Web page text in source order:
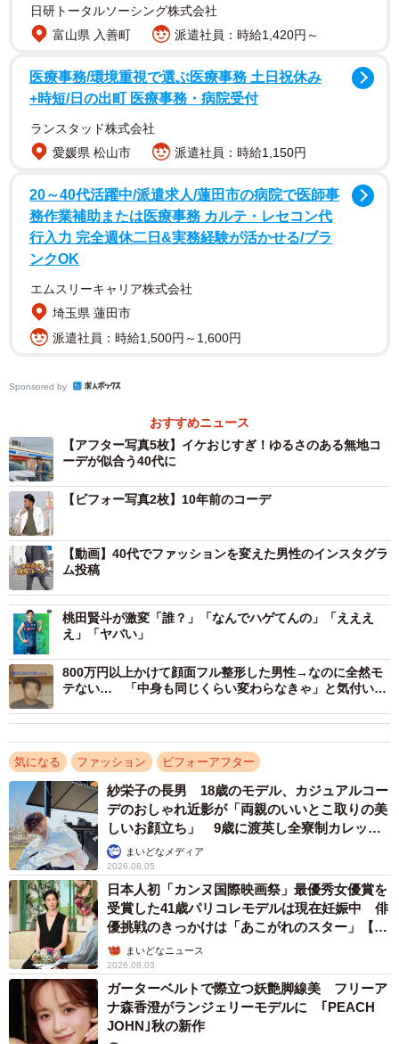
【10年前】ガキっぽい自分を変えたかった／Naokiさん（@alc1231）提
若いころのNaokiさんは、ピタピタの細身の服や、流行を前
つ着こなしを意識していた一方で、30代後半ごろ、ファッ
行を追い続けるうちに、「なんか若い印象になってしま
う…」と感じるようになったそうです。
「そこから、自分の年齢に合う服を模索し始めました」
日研トータルソーシング株式会社
富山県 入善町
派遣社員：時給1,420円～
医療事務/環境重視で選ぶ医療事務 土日祝休み
+時短/日の出町 医療事務・病院受付
ランスタッド株式会社
愛媛県 松山市
派遣社員：時給1,150円
20～40代活躍中/派遣求人/蓮田市の病院で医師事
務作業補助または医療事務 カルテ・レセコン代
行入力 完全週休二日&実務経験が活かせる/ブラ
ンクOK
エムスリーキャリア株式会社
埼玉県 蓮田市
派遣社員：時給1,500円～1,600円
Sponsored by
おすすめニュース
【アフター写真5枚】イケおじすぎ！ゆるさのある無地コ
ーデが似合う40代に
【ビフォー写真2枚】10年前のコーデ
【動画】40代でファッションを変えた男性のインスタグラ
ム投稿
桃田賢斗が激変「誰？」「なんでハゲてんの」「えええ
え」「ヤバい」
800万円以上かけて顔面フル整形した男性→なのに全然モ
テない… 「中身も同じくらい変わらなきゃ」と気付いた
気になる ファッション ビフォーアフター
紗栄子の長男 18歳のモデル、カジュアルコー
デのおしゃれ近影が「両親のいいとこ取りの美
しいお顔立ち」 9歳に渡英し全寮制カレッジ
で学ぶまいどなメディア
2026.08.05
日本人初「カンヌ国際映画祭」最優秀女優賞を
受賞した41歳パリコレモデルは現在妊娠中 俳
優挑戦のきっかけは「あこがれのスター」【徹
子の部屋】
まいどなニュース
2026.08.03
ガーターベルトで際立つ妖艶脚線美 フリーア
ナ森香澄がランジェリーモデルに ｢PEACH
JOHN｣秋の新作